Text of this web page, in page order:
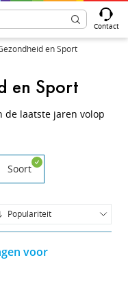
Contact
en Sport
en Sport
de laatste jaren volop
Soort
Populariteit
Populariteit
Naam (A-Z)
voor